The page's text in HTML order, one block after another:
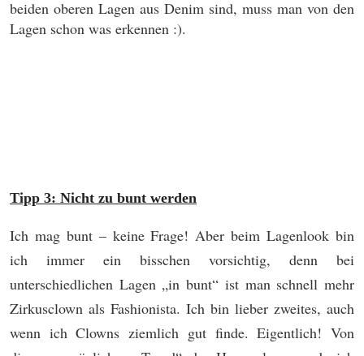
beiden oberen Lagen aus Denim sind, muss man von den
Lagen schon was erkennen :).
Tipp 3: Nicht zu bunt werden
Ich mag bunt – keine Frage! Aber beim Lagenlook bin
ich immer ein bisschen vorsichtig, denn bei
unterschiedlichen Lagen „in bunt“ ist man schnell mehr
Zirkusclown als Fashionista. Ich bin lieber zweites, auch
wenn ich Clowns ziemlich gut finde. Eigentlich! Von